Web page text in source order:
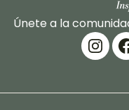
Únete a la